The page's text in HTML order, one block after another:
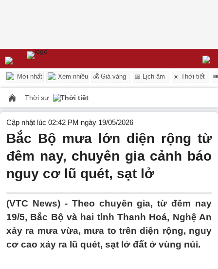
Mới nhất Xem nhiều 💰 Giá vàng 📅 Lịch âm ☀️ Thời tiết
Thời sự Thời tiết
Cập nhật lúc 02:42 PM ngày 19/05/2026
Bắc Bộ mưa lớn diện rộng từ
đêm nay, chuyên gia cảnh báo
nguy cơ lũ quét, sạt lở
(VTC News) - Theo chuyên gia, từ đêm nay
19/5, Bắc Bộ và hai tỉnh Thanh Hoá, Nghệ An
xảy ra mưa vừa, mưa to trên diện rộng, nguy
cơ cao xảy ra lũ quét, sạt lở đất ở vùng núi.